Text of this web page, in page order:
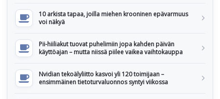
10 arkista tapaa, joilla miehen krooninen epävarmuus
voi näkyä
Pii-hiiliakut tuovat puhelimiin jopa kahden päivän
käyttöajan – mutta niissä piilee vaikea vaihtokauppa
Nvidian tekoälyliitto kasvoi yli 120 toimijaan –
ensimmäinen tietoturvaluonnos syntyi viikossa